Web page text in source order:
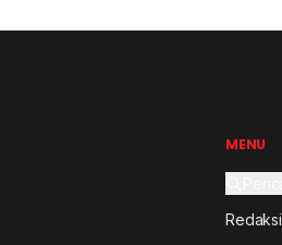
MENU
Redaksi